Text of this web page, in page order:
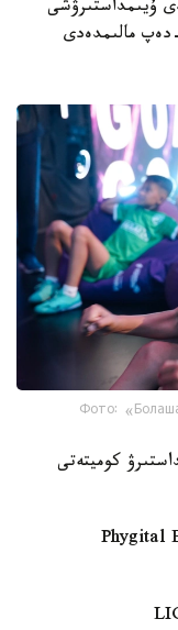
ۇيىمداستىرۋشى
دەپ مالىمدەدى
Фото: